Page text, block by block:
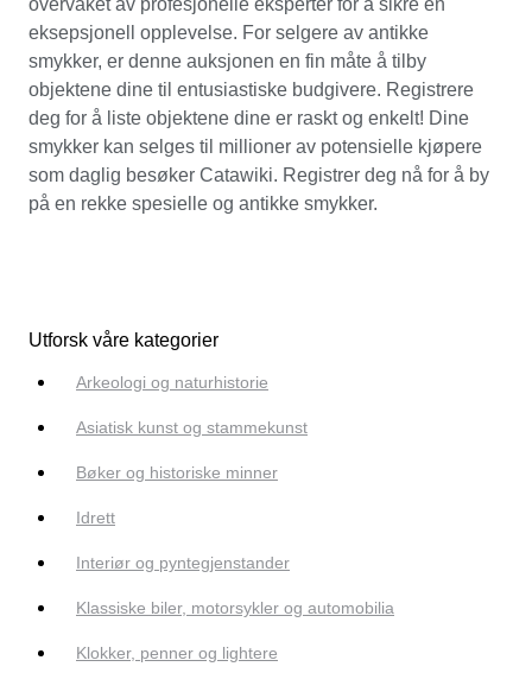
overvåket av profesjonelle eksperter for å sikre en
eksepsjonell opplevelse. For selgere av antikke
smykker, er denne auksjonen en fin måte å tilby
objektene dine til entusiastiske budgivere. Registrere
deg for å liste objektene dine er raskt og enkelt! Dine
smykker kan selges til millioner av potensielle kjøpere
som daglig besøker Catawiki. Registrer deg nå for å by
på en rekke spesielle og antikke smykker.
Utforsk våre kategorier
Arkeologi og naturhistorie
Asiatisk kunst og stammekunst
Bøker og historiske minner
Idrett
Interiør og pyntegjenstander
Klassiske biler, motorsykler og automobilia
Klokker, penner og lightere